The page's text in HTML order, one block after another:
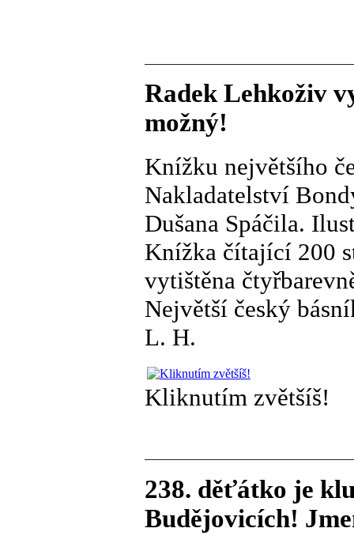
Radek Lehkoživ
možný!
Knížku největšího
Nakladatelství
Dušana Spáčila.
Knížka čítající 200
vytištěna
Největší český
L. H.
Kliknutím zvětšíš!
238. děťátko je
Budějovicích!